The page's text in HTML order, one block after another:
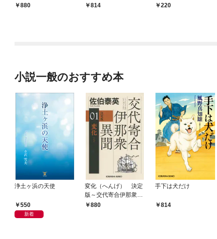
聞（1）～
880 814
220
小説一般のおすすめ本
浄土ヶ浜の天使
550
新着
変化（へんげ） 決定
版～交代寄合伊那衆異
聞（1）～
880
手下は犬だけ
814